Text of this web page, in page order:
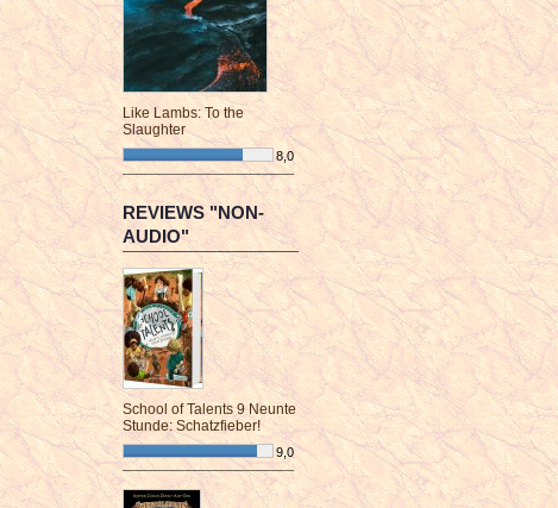
Like Lambs: To the
Slaughter
8,0
¯¯¯¯¯¯¯¯¯¯¯¯¯¯¯¯¯¯¯¯¯¯¯¯
REVIEWS "NON-
AUDIO"
School of Talents 9 Neunte
Stunde: Schatzfieber!
9,0
¯¯¯¯¯¯¯¯¯¯¯¯¯¯¯¯¯¯¯¯¯¯¯¯